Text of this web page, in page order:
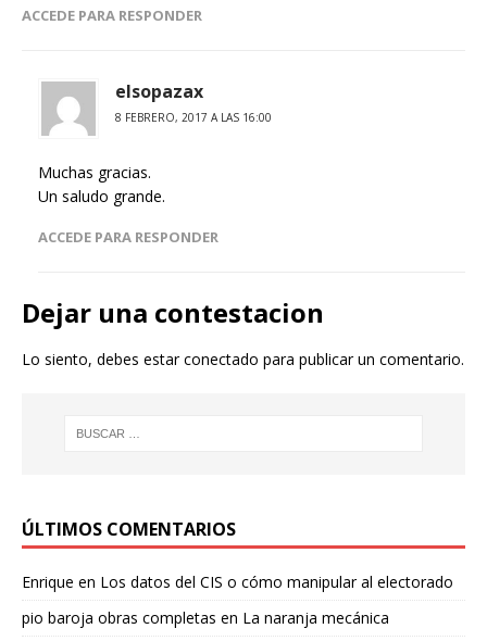
ACCEDE PARA RESPONDER
elsopazax
8 FEBRERO, 2017 A LAS 16:00
Muchas gracias.
Un saludo grande.
ACCEDE PARA RESPONDER
Dejar una contestacion
Lo siento, debes estarconectado para publicar un comentario.
ÚLTIMOS COMENTARIOS
Enrique en Los datos del CIS o cómo manipular al electorado
pio baroja obras completas en La naranja mecánica